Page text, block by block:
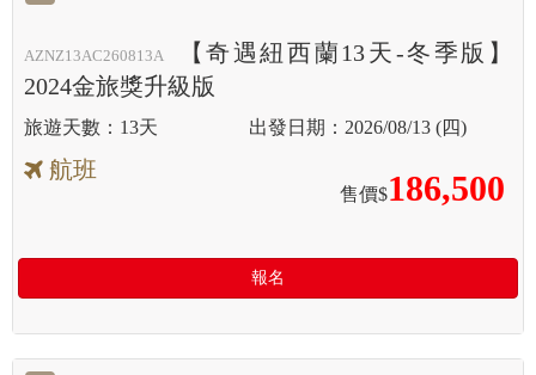
AZNZ13AC260813A
【奇遇紐西蘭13天-冬季版】
2024金旅獎升級版
13天 2026/08/13 (四)
航班
售價$186,500
報名